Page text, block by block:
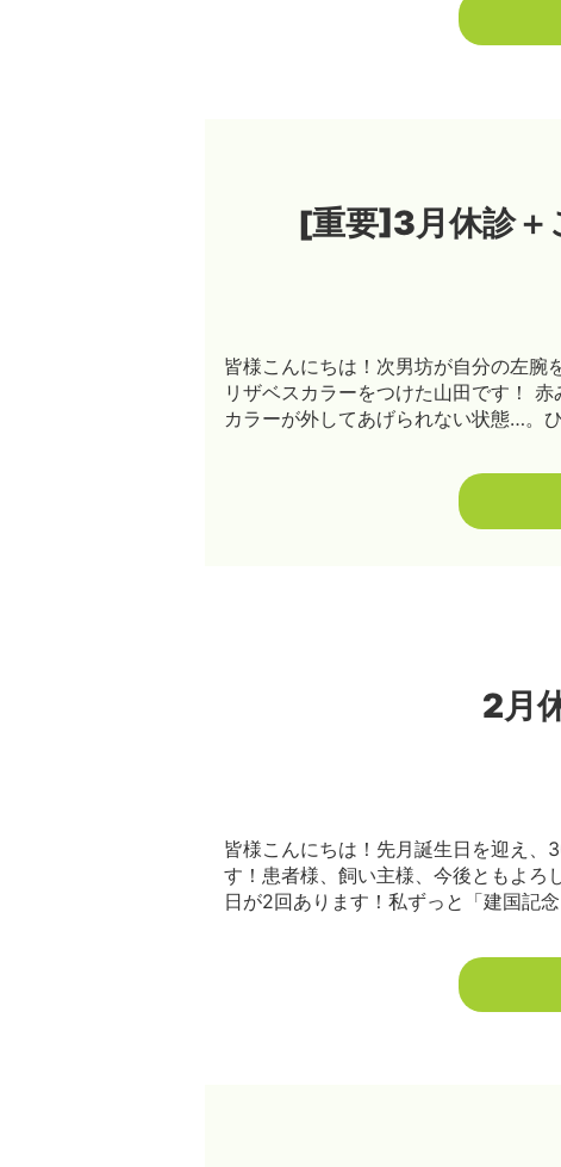
[重要]3月休診
皆様こんにちは！次男坊が自分の左腕
リザベスカラーをつけた山田です！
カラーが外してあげられない状態…。
2月
皆様こんにちは！先月誕生日を迎え
す！患者様、飼い主様、今後ともよろ
日が2回あります！私ずっと「建国記